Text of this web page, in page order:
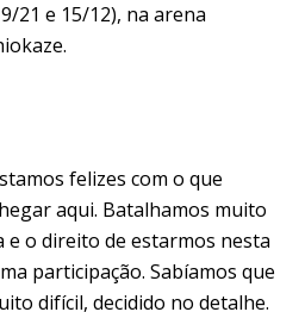
21 e 15/12), na arena
felizes com o que
aqui. Batalhamos muito
e o direito de estarmos nesta
participação. Sabíamos que
difícil, decidido no detalhe.